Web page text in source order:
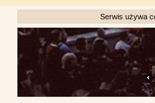
Serwis używa